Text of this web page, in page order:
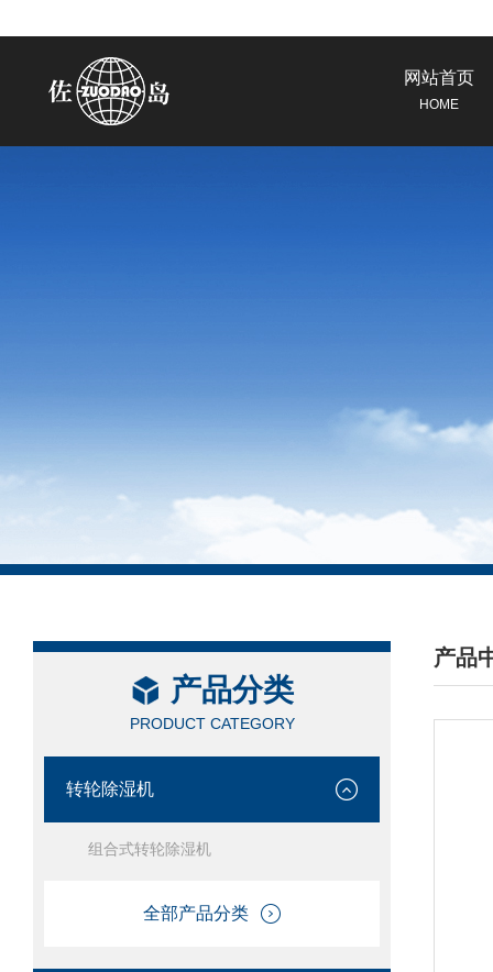
网站首页
HOME
产品分类
PRODUCT CATEGORY
转轮除湿机
组合式转轮除湿机
全部产品分类
产品
/